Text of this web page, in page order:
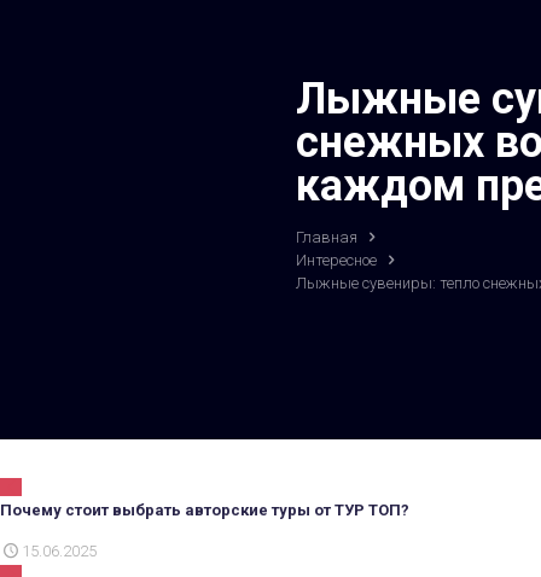
Лыжные
снежных
каждом
Главная
Интересное
Лыжные сувениры: тепло
Почему стоит выбрать авторские туры от ТУР ТОП?
15.06.2025